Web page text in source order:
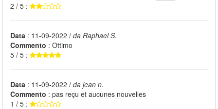
2 / 5 :
Data : 11-09-2022 / da Raphael S.
Commento : Ottimo
5 / 5 :
Data : 11-09-2022 / da jean n.
Commento : pas reçu et aucunes nouvelles
1 / 5 :